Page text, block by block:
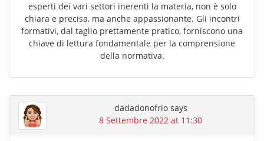
esperti dei vari settori inerenti la materia, non è solo
chiara e precisa, ma anche appassionante. Gli incontri
formativi, dal taglio prettamente pratico, forniscono una
chiave di lettura fondamentale per la comprensione
della normativa.
dadadonofrio says
8 Settembre 2022 at 11:30